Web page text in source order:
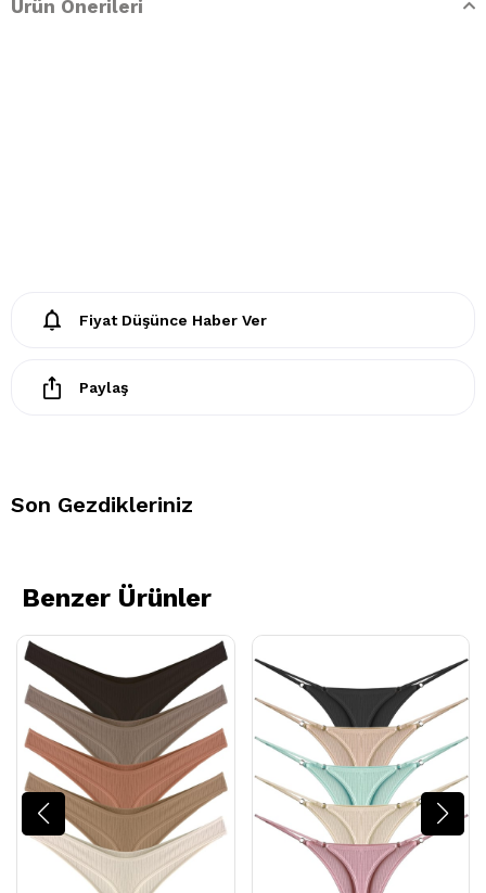
Ürün Önerileri
Fiyat Düşünce Haber Ver
Paylaş
Son Gezdikleriniz
Benzer Ürünler